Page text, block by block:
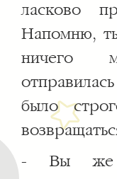
ласково
Напомню,
ничего
было
- Вы же